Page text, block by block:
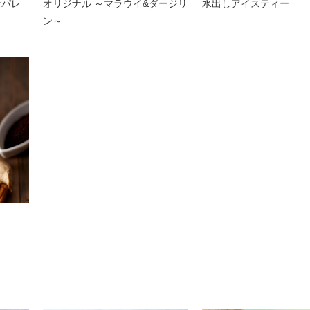
レ
オリジナル ～マラウイ&ダージリ
ン～
水出しアイスティー